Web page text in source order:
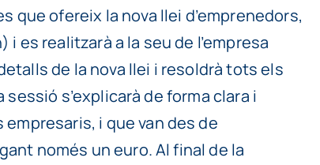
ofereix la nova llei d’emprenedors,
es realitzarà a la seu de l’empresa
de la nova llei i resoldrà tots els
s’explicarà de forma clara i
i que van des de
només un euro. Al final de la